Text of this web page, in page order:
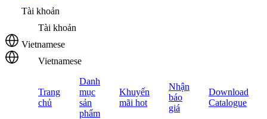
Tài khoản
Tài khoản
Vietnamese
Vietnamese
Trang
chủ
Danh
mục
sản
phẩm
Khuyến
mãi hot
Nhận
báo
giá
Download
Catalogue